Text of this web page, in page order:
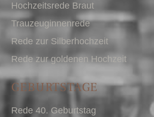
Hochzeitsrede Braut
Trauzeuginnenrede
Rede zur Silberhochzeit
Rede zur goldenen Hochzeit
GEBURTSTAGE
Rede 40. Geburtstag